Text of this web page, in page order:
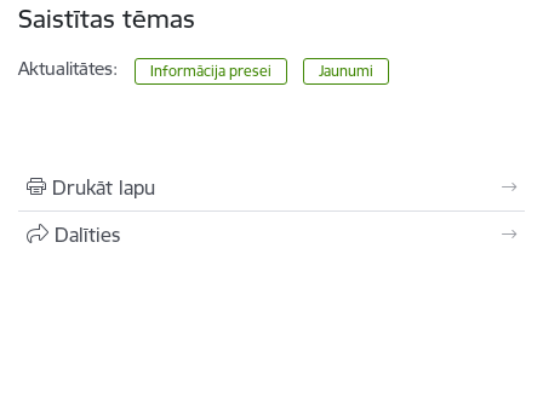
Saistītas tēmas
Aktualitātes: Informācija presei Jaunumi
Drukāt lapu
Dalīties